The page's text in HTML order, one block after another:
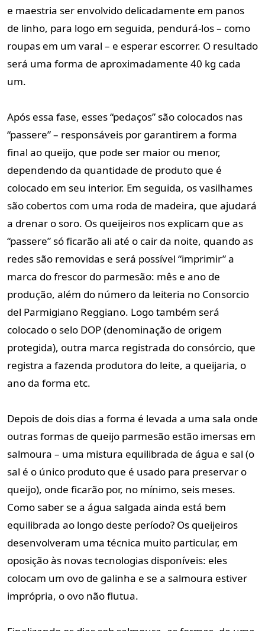
e maestria ser envolvido delicadamente em panos
de linho, para logo em seguida, pendurá-los – como
roupas em um varal – e esperar escorrer. O resultado
será uma forma de aproximadamente 40 kg cada
um.
Após essa fase, esses “pedaços” são colocados nas
“passere” – responsáveis por garantirem a forma
final ao queijo, que pode ser maior ou menor,
dependendo da quantidade de produto que é
colocado em seu interior. Em seguida, os vasilhames
são cobertos com uma roda de madeira, que ajudará
a drenar o soro. Os queijeiros nos explicam que as
“passere” só ficarão ali até o cair da noite, quando as
redes são removidas e será possível “imprimir” a
marca do frescor do parmesão: mês e ano de
produção, além do número da leiteria no Consorcio
del Parmigiano Reggiano. Logo também será
colocado o selo DOP (denominação de origem
protegida), outra marca registrada do consórcio, que
registra a fazenda produtora do leite, a queijaria, o
ano da forma etc.
Depois de dois dias a forma é levada a uma sala onde
outras formas de queijo parmesão estão imersas em
salmoura – uma mistura equilibrada de água e sal (o
sal é o único produto que é usado para preservar o
queijo), onde ficarão por, no mínimo, seis meses.
Como saber se a água salgada ainda está bem
equilibrada ao longo deste período? Os queijeiros
desenvolveram uma técnica muito particular, em
oposição às novas tecnologias disponíveis: eles
colocam um ovo de galinha e se a salmoura estiver
imprópria, o ovo não flutua.